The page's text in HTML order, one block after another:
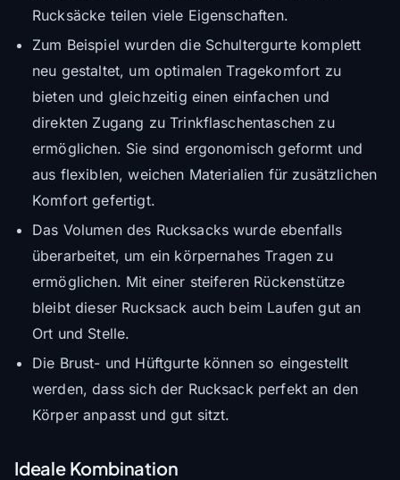
Rucksäcke teilen viele Eigenschaften.
Zum Beispiel wurden die Schultergurte komplett
neu gestaltet, um optimalen Tragekomfort zu
bieten und gleichzeitig einen einfachen und
direkten Zugang zu Trinkflaschentaschen zu
ermöglichen. Sie sind ergonomisch geformt und
aus flexiblen, weichen Materialien für zusätzlichen
Komfort gefertigt.
Das Volumen des Rucksacks wurde ebenfalls
überarbeitet, um ein körpernahes Tragen zu
ermöglichen. Mit einer steiferen Rückenstütze
bleibt dieser Rucksack auch beim Laufen gut an
Ort und Stelle.
Die Brust- und Hüftgurte können so eingestellt
werden, dass sich der Rucksack perfekt an den
Körper anpasst und gut sitzt.
Ideale Kombination